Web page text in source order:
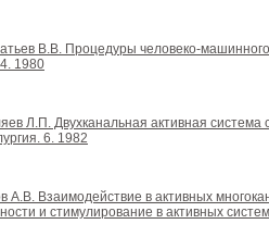
В.В. Процедуры человеко-
1980
Л.П. Двухканальная активная система
6. 1982
Взаимодействие в активных
и стимулирование в активных